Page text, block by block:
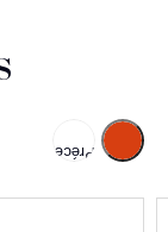
Précédent
Suivant